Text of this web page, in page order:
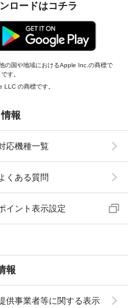
ロードはコチラ
の国や地域におけるApple Inc.の商標で
す。
の商標です。
報
応機種一覧
くある質問
イント表示設定
報
供事業者等に関する表示